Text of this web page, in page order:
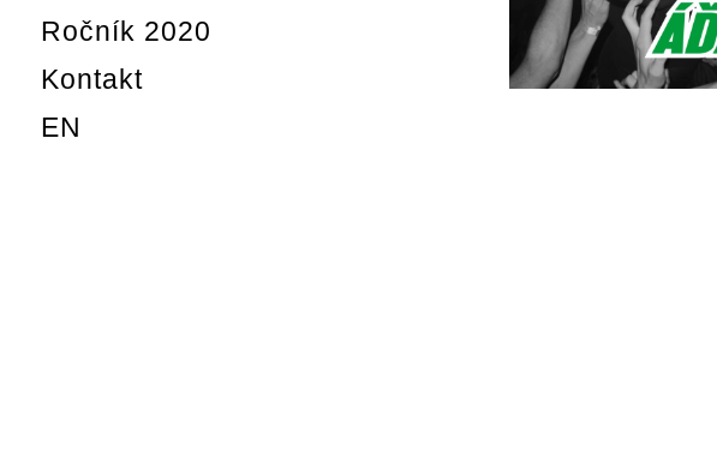
Ročník 2020
Kontakt
EN